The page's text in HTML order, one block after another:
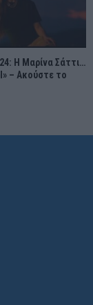
Η Μαρίνα Σάττι…
– Ακούστε το